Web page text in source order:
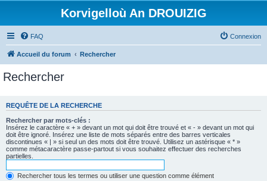
Korvigelloù An DROUIZIG
FAQ Connexion
Accueil du forum Rechercher
Rechercher
REQUÊTE DE LA RECHERCHE
Rechercher par mots-clés :
Insérez le caractère « + » devant un mot qui doit être trouvé et « - » devant un mot qui
doit être ignoré. Insérez une liste de mots séparés entre des barres verticales
discontinues « | » si seul un des mots doit être trouvé. Utilisez un astérisque « * »
comme métacaractère passe-partout si vous souhaitez effectuer des recherches
partielles.
Rechercher tous les termes ou utiliser une question comme élément